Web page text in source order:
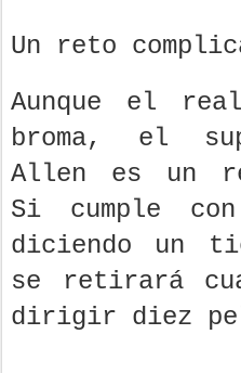
Un reto
Aunque el
broma, el
Allen es un
Si cumple
diciendo un
se retirará
dirigir diez